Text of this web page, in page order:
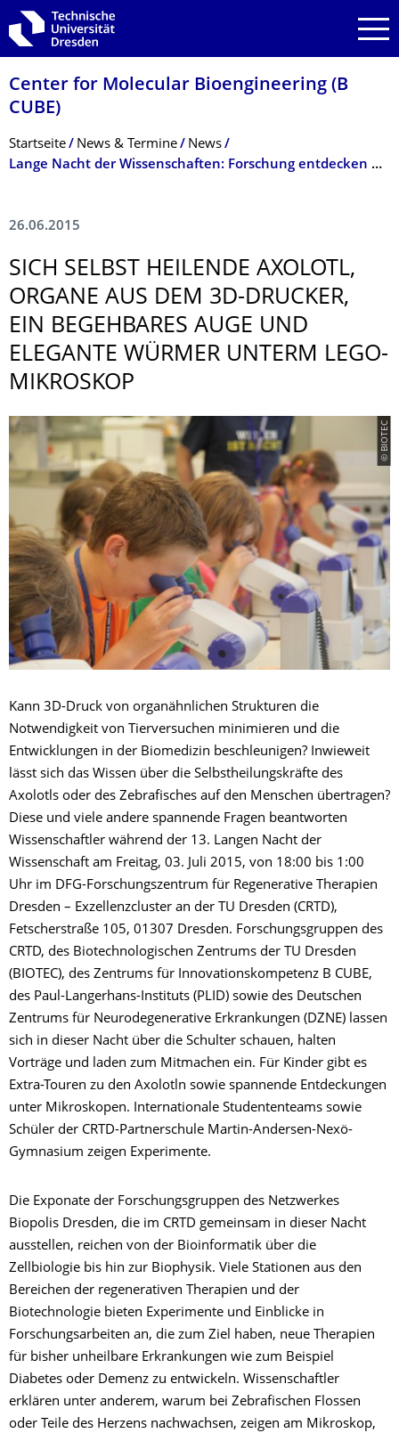
Zur Hauptnavigation springen
Zur Suche springen
Zum Inhalt springen
Center for Molecular Bioengineering (B
CUBE)
Breadcrumb-Menü
Startseite News & Termine
News
Lange Nacht der Wissenschaften: Forschung entdecken und experimentieren
26.06.2015
SICH SELBST HEILENDE AXOLOTL,
ORGANE AUS DEM 3D-DRUCKER,
EIN BEGEHBARES AUGE UND
ELEGANTE WÜRMER UNTERM LEGO-
MIKROSKOP
© BIOTEC
Kann 3D-Druck von organähnlichen Strukturen die
Notwendigkeit von Tierversuchen minimieren und die
Entwicklungen in der Biomedizin beschleunigen? Inwieweit
lässt sich das Wissen über die Selbstheilungskräfte des
Axolotls oder des Zebrafisches auf den Menschen übertragen?
Diese und viele andere spannende Fragen beantworten
Wissenschaftler während der 13. Langen Nacht der
Wissenschaft am Freitag, 03. Juli 2015, von 18:00 bis 1:00
Uhr im DFG-Forschungszentrum für Regenerative Therapien
Dresden – Exzellenzcluster an der TU Dresden (CRTD),
Fetscherstraße 105, 01307 Dresden. Forschungsgruppen des
CRTD, des Biotechnologischen Zentrums der TU Dresden
(BIOTEC), des Zentrums für Innovationskompetenz B CUBE,
des Paul-Langerhans-Instituts (PLID) sowie des Deutschen
Zentrums für Neurodegenerative Erkrankungen (DZNE) lassen
sich in dieser Nacht über die Schulter schauen, halten
Vorträge und laden zum Mitmachen ein. Für Kinder gibt es
Extra-Touren zu den Axolotln sowie spannende Entdeckungen
unter Mikroskopen. Internationale Studententeams sowie
Schüler der CRTD-Partnerschule Martin-Andersen-Nexö-
Gymnasium zeigen Experimente.
Die Exponate der Forschungsgruppen des Netzwerkes
Biopolis Dresden, die im CRTD gemeinsam in dieser Nacht
ausstellen, reichen von der Bioinformatik über die
Zellbiologie bis hin zur Biophysik. Viele Stationen aus den
Bereichen der regenerativen Therapien und der
Biotechnologie bieten Experimente und Einblicke in
Forschungsarbeiten an, die zum Ziel haben, neue Therapien
für bisher unheilbare Erkrankungen wie zum Beispiel
Diabetes oder Demenz zu entwickeln. Wissenschaftler
erklären unter anderem, warum bei Zebrafischen Flossen
oder Teile des Herzens nachwachsen, zeigen am Mikroskop,